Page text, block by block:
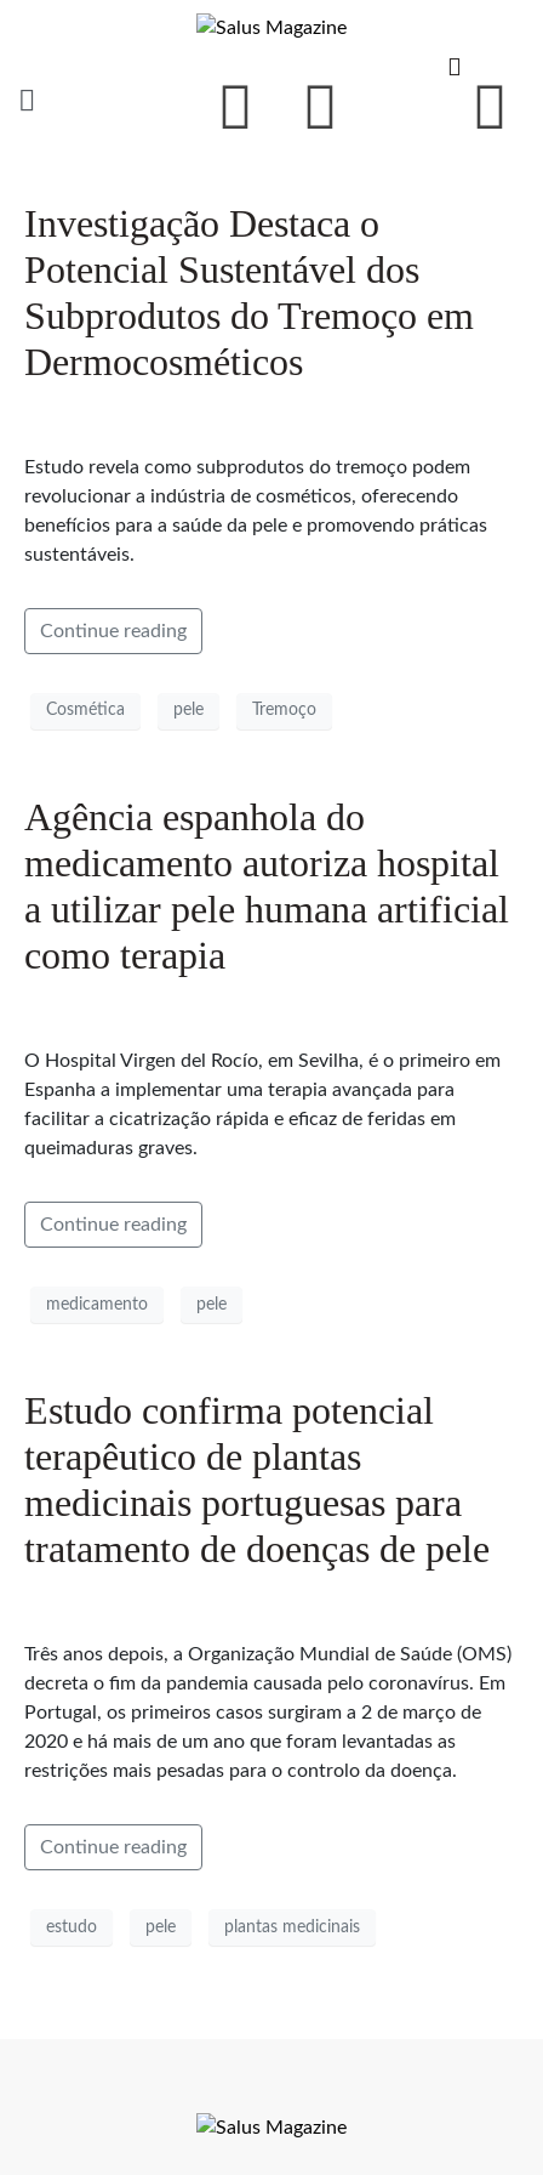
Investigação Destaca o
Potencial Sustentável dos
Subprodutos do Tremoço em
Dermocosméticos
Estudo revela como subprodutos do tremoço podem
revolucionar a indústria de cosméticos, oferecendo
benefícios para a saúde da pele e promovendo práticas
sustentáveis.
Continue reading
Cosmética pele Tremoço
Agência espanhola do
medicamento autoriza hospital
a utilizar pele humana artificial
como terapia
O Hospital Virgen del Rocío, em Sevilha, é o primeiro em
Espanha a implementar uma terapia avançada para
facilitar a cicatrização rápida e eficaz de feridas em
queimaduras graves.
Continue reading
medicamento pele
Estudo confirma potencial
terapêutico de plantas
medicinais portuguesas para
tratamento de doenças de pele
Três anos depois, a Organização Mundial de Saúde (OMS)
decreta o fim da pandemia causada pelo coronavírus. Em
Portugal, os primeiros casos surgiram a 2 de março de
2020 e há mais de um ano que foram levantadas as
restrições mais pesadas para o controlo da doença.
Continue reading
estudo pele plantas medicinais